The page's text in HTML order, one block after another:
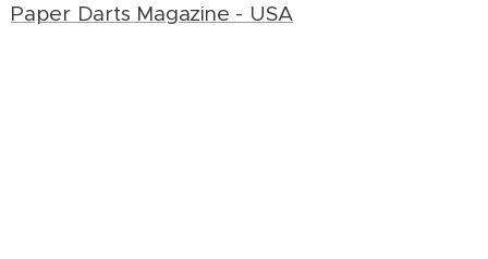
Paper Darts Magazine - USA